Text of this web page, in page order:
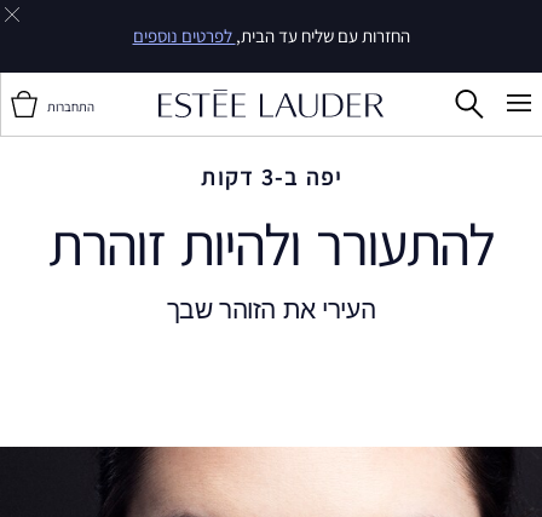
החזרות עם שליח עד הבית, לפרטים נוספים
התחברות
יפה ב-3 דקות
להתעורר ולהיות זוהרת
העירי את הזוהר שבך